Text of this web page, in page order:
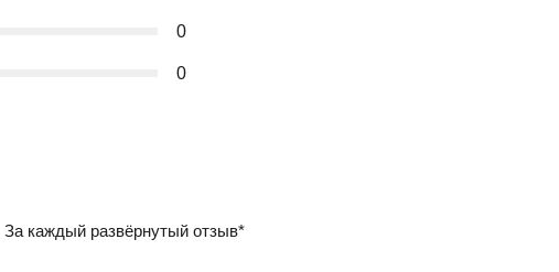
0
0
За каждый развёрнутый отзыв*